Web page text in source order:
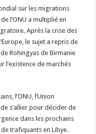
sur les migrations
l’ONU a multiplié en
Après la crise des
le sujet a repris de
Rohingyas de Birmanie
l’existence de marchés
l’ONU, l’Union
s’allier pour décider de
dans les prochains
trafiquants en Libye.